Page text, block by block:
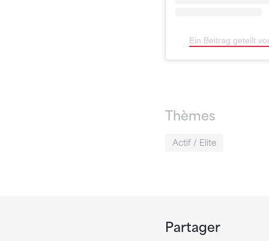
Ein Beitrag geteilt
Thèmes
Actif / Elite
Partager